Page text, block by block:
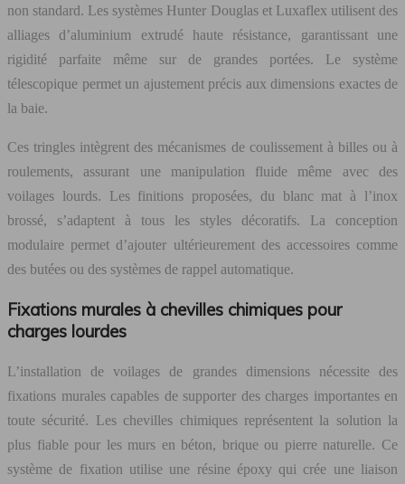
non standard. Les systèmes Hunter Douglas et Luxaflex utilisent des
alliages d’aluminium extrudé haute résistance, garantissant une
rigidité parfaite même sur de grandes portées. Le système
télescopique permet un ajustement précis aux dimensions exactes de
la baie.
Ces tringles intègrent des mécanismes de coulissement à billes ou à
roulements, assurant une manipulation fluide même avec des
voilages lourds. Les finitions proposées, du blanc mat à l’inox
brossé, s’adaptent à tous les styles décoratifs. La conception
modulaire permet d’ajouter ultérieurement des accessoires comme
des butées ou des systèmes de rappel automatique.
Fixations murales à chevilles chimiques pour
charges lourdes
L’installation de voilages de grandes dimensions nécessite des
fixations murales capables de supporter des charges importantes en
toute sécurité. Les chevilles chimiques représentent la solution la
plus fiable pour les murs en béton, brique ou pierre naturelle. Ce
système de fixation utilise une résine époxy qui crée une liaison